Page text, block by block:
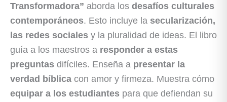
Transformadora” aborda los desafíos culturales
contemporáneos. Esto incluye la secularización,
las redes sociales y la pluralidad de ideas. El libro
guía a los maestros a responder a estas
preguntas difíciles. Enseña a presentar la
verdad bíblica con amor y firmeza. Muestra cómo
equipar a los estudiantes para que defiendan su